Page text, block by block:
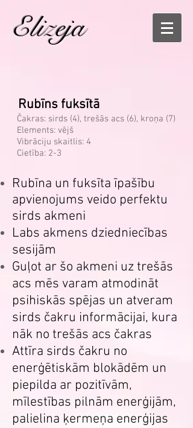
Elizeja
Rubīns fuksītā
Čakras: sirds (4), trešās acs (6), kroņa (7)
Elements: vējš
Vibrāciju skaitlis: 4
Cietība: 2-3
Rubīna un fuksīta īpašību
apvienojums veido perfektu
sirds akmeni
Labs akmens dziedniecības
sesijām
Guļot ar šo akmeni uz trešās
acs mēs varam atmodināt
psihiskās spējas un atveram
sirds čakru informācijai, kura
nāk no trešās acs čakras
Attīra sirds čakru no
enerģētiskām blokādēm un
piepilda ar pozitīvām,
mīlestības pilnām enerģijām,
palielina ķermeņa enerģijas